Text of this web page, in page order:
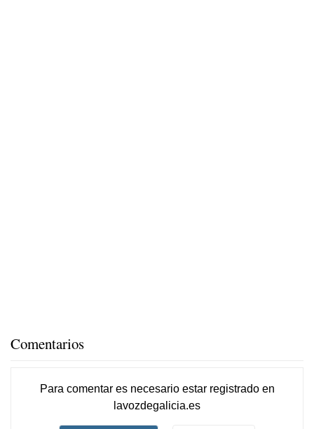
Comentarios
Para comentar es necesario estar registradoen
lavozdegalicia.es